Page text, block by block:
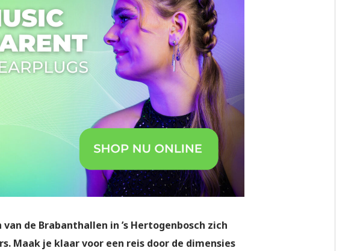
de Brabanthallen in ’s Hertogenbosch zich
Maak je klaar voor een reis door de dimensies